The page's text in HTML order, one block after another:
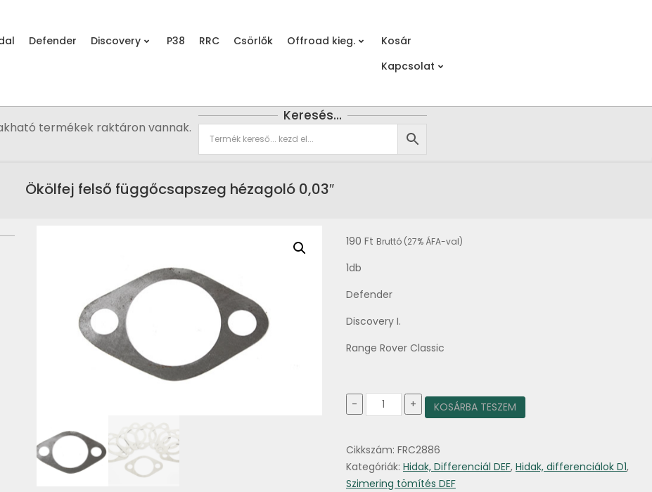
Defender Discovery P38 RRC Csörlők Offroad kieg.
Kosár
Kapcsolat
termékek raktáron vannak.
Keresés…
Ökölfej felső függőcsapszeg hézagoló 0,03″
190 Ft Bruttó (27% ÁFA-val)
1db
Defender
Discovery I.
Range Rover Classic
-
Ökölfej
felső
0,03"
mennyiség
+ KOSÁRBA TESZEM
Cikkszám: FRC2886
Kategóriák: Hidak, Differenciál DEF, Hidak, differenciálok D1,
Szimering tömítés DEF